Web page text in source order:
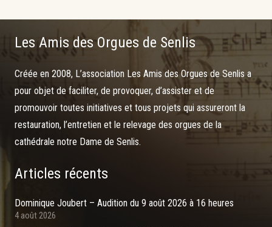
Les Amis des Orgues de Senlis
Créée en 2008, L’association Les Amis des Orgues de Senlis a
pour objet de faciliter, de provoquer, d’assister et de
promouvoir toutes initiatives et tous projets qui assureront la
restauration, l’entretien et le relevage des orgues de la
cathédrale notre Dame de Senlis.
Articles récents
Dominique Joubert – Audition du 9 août 2026 à 16 heures
4 août 2026